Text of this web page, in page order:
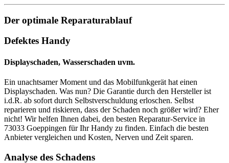
Der optimale Reparaturablauf
Defektes Handy
Displayschaden, Wasserschaden uvm.
Ein unachtsamer Moment und das Mobilfunkgerät hat einen
Displayschaden. Was nun? Die Garantie durch den Hersteller ist
i.d.R. ab sofort durch Selbstverschuldung erloschen. Selbst
reparieren und riskieren, dass der Schaden noch größer wird? Eher
nicht! Wir helfen Ihnen dabei, den besten Reparatur-Service in
73033 Goeppingen für Ihr Handy zu finden. Einfach die besten
Anbieter vergleichen und Kosten, Nerven und Zeit sparen.
Analyse des Schadens